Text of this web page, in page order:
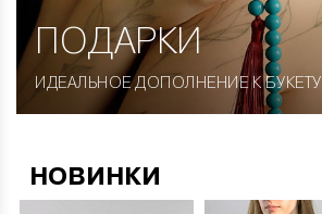
ПОДАРКИ
ИДЕАЛЬНОЕ ДОПОЛНЕНИЕ К БУКЕТУ
НОВИНКИ